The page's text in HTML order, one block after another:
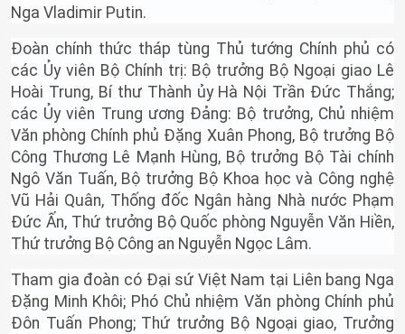
Nga Vladimir Putin.
Đoàn chính thức tháp tùng Thủ tướng Chính phủ có
các Ủy viên Bộ Chính trị: Bộ trưởng Bộ Ngoại giao Lê
Hoài Trung, Bí thư Thành ủy Hà Nội Trần Đức Thắng;
các Ủy viên Trung ương Đảng: Bộ trưởng, Chủ nhiệm
Văn phòng Chính phủ Đặng Xuân Phong, Bộ trưởng Bộ
Công Thương Lê Mạnh Hùng, Bộ trưởng Bộ Tài chính
Ngô Văn Tuấn, Bộ trưởng Bộ Khoa học và Công nghệ
Vũ Hải Quân, Thống đốc Ngân hàng Nhà nước Phạm
Đức Ấn, Thứ trưởng Bộ Quốc phòng Nguyễn Văn Hiền,
Thứ trưởng Bộ Công an Nguyễn Ngọc Lâm.
Tham gia đoàn có Đại sứ Việt Nam tại Liên bang Nga
Đặng Minh Khôi; Phó Chủ nhiệm Văn phòng Chính phủ
Đôn Tuấn Phong; Thứ trưởng Bộ Ngoại giao, Trưởng